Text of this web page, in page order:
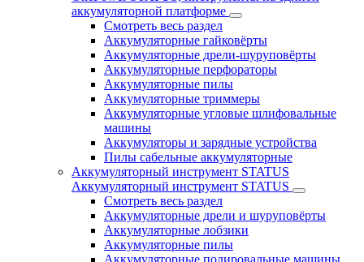
аккумуляторной платформе
Смотреть весь раздел
Аккумуляторные гайковёрты
Аккумуляторные дрели-шуруповёрты
Аккумуляторные перфораторы
Аккумуляторные пилы
Аккумуляторные триммеры
Аккумуляторные угловые шлифовальные
машины
Аккумуляторы и зарядные устройства
Пилы сабельные аккумуляторные
Аккумуляторный инструмент STATUS
Аккумуляторный инструмент STATUS
Смотреть весь раздел
Аккумуляторные дрели и шуруповёрты
Аккумуляторные лобзики
Аккумуляторные пилы
Аккумуляторные полировальные машины